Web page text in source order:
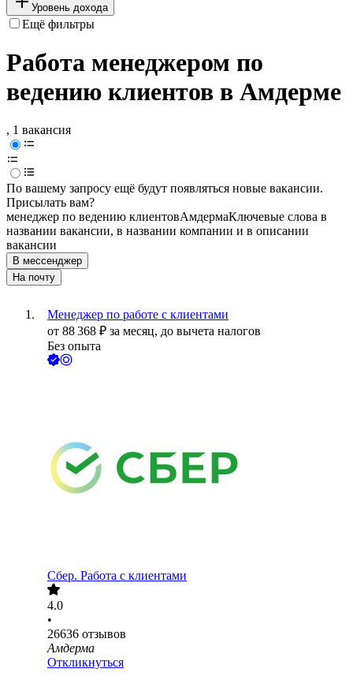
Уровень дохода
Ещё фильтры
Работа менеджером по
ведению клиентов в Амдерме
, 1 вакансия
По вашему запросу ещё будут появляться новые вакансии.
Присылать вам?
менеджер по ведению клиентовАмдермаКлючевые слова в
названии вакансии, в названии компании и в описании
вакансии
В мессенджер
На почту
Менеджер по работе с клиентами
от 88 368 ₽ за месяц, до вычета налогов
Без опыта
Сбер. Работа с клиентами
4.0
•
26636 отзывов
Амдерма
Откликнуться